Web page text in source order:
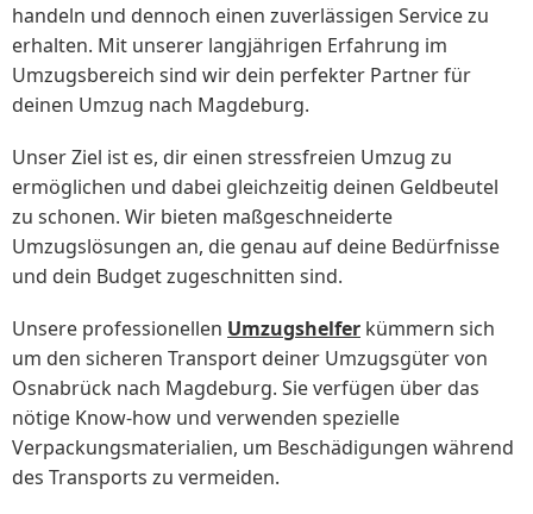
handeln und dennoch einen zuverlässigen Service zu
erhalten. Mit unserer langjährigen Erfahrung im
Umzugsbereich sind wir dein perfekter Partner für
deinen Umzug nach Magdeburg.
Unser Ziel ist es, dir einen stressfreien Umzug zu
ermöglichen und dabei gleichzeitig deinen Geldbeutel
zu schonen. Wir bieten maßgeschneiderte
Umzugslösungen an, die genau auf deine Bedürfnisse
und dein Budget zugeschnitten sind.
Unsere professionellen Umzugshelfer kümmern sich
um den sicheren Transport deiner Umzugsgüter von
Osnabrück nach Magdeburg. Sie verfügen über das
nötige Know-how und verwenden spezielle
Verpackungsmaterialien, um Beschädigungen während
des Transports zu vermeiden.